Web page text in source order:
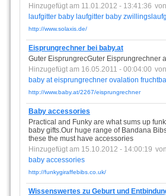
Hinzugefügt am 11.01.2012 - 13:41:36 von
laufgitter baby laufgitter baby
http://www.solaxis.de/
Eisprungrechner bei baby.at
Guter EisprungrecGuter Eisprungrechner
Hinzugefügt am 16.05.2011 - 00:04:00 von
baby at eisprungrechner ovalation
http://www.baby.at/2267/eisprungrechner
Baby accessories
Practical and Funky are what sums up
baby gifts.Our huge range of Bandana
these the must have accessories
Hinzugefügt am 15.10.2012 - 14:00:19 von
baby accessories
http://funkygiraffebibs.co.uk/
Wissenswertes zu Geburt und